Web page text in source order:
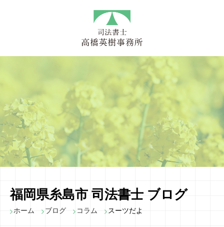
福岡県糸島市 司法書士 ブログ
ホーム ブログ コラム スーツだよ